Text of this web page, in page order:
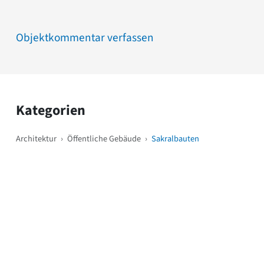
Objektkommentar verfassen
Kategorien
Architektur › Öffentliche Gebäude › Sakralbauten